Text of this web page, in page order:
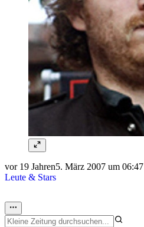
vor 19 Jahren5. März 2007 um 06:47
Leute & Stars